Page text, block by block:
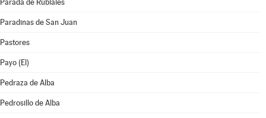
Parada de Rubiales
Paradinas de San Juan
Pastores
Payo (El)
Pedraza de Alba
Pedrosillo de Alba